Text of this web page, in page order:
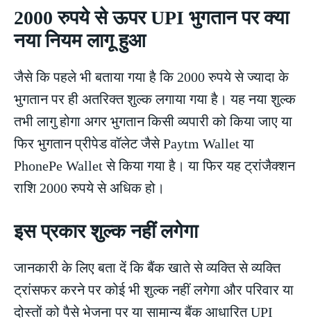
2000 रुपये से ऊपर UPI भुगतान पर क्या
नया नियम लागू हुआ
जैसे कि पहले भी बताया गया है कि 2000 रुपये से ज्यादा के
भुगतान पर ही अतरिक्त शुल्क लगाया गया है। यह नया शुल्क
तभी लागु होगा अगर भुगतान किसी व्यपारी को किया जाए या
फिर भुगतान प्रीपेड वॉलेट जैसे Paytm Wallet या
PhonePe Wallet से किया गया है। या फिर यह ट्रांजैक्शन
राशि 2000 रुपये से अधिक हो।
इस प्रकार शुल्क नहीं लगेगा
जानकारी के लिए बता दें कि बैंक खाते से व्यक्ति से व्यक्ति
ट्रांसफर करने पर कोई भी शुल्क नहीं लगेगा और परिवार या
दोस्तों को पैसे भेजना पर या सामान्य बैंक आधारित UPI